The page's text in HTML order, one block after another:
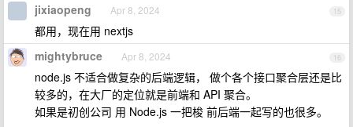
15
jixiaopeng Apr 8, 2024
都用，现在用 nextjs
16
mightybruce Apr 8, 2024
node.js 不适合做复杂的后端逻辑， 做个各个接口聚合层还是比
较多的，在大厂的定位就是前端和 API 聚合。
如果是初创公司 用 Node.js 一把梭 前后端一起写的也很多。